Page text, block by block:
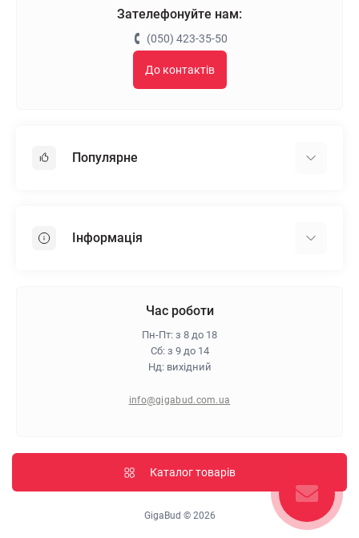
Зателефонуйте нам:
(050) 423-35-50
До контактів
Популярне
Пінопласт
Інформація
Гарантія та повернення
Політика конфіденційності
Час роботи
Пн-Пт: з 8 до 18
Сб: з 9 до 14
Нд: вихідний
info@gigabud.com.ua
Каталог товарів
GigaBud © 2026